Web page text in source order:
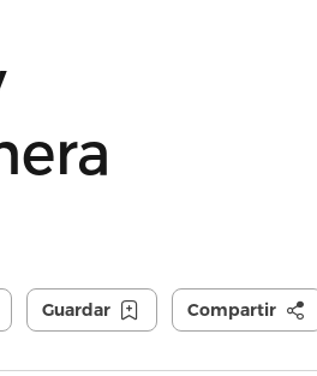
Guardar Compartir